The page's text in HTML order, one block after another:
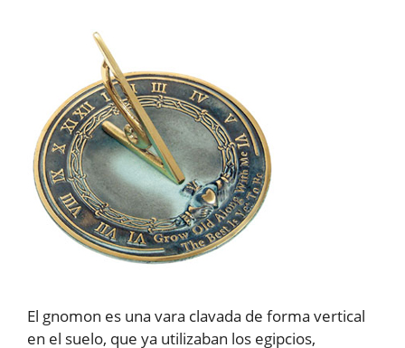
El gnomon es una vara clavada de forma vertical
en el suelo, que ya utilizaban los egipcios,